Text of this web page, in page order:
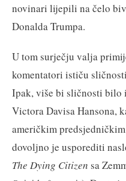
novinari lijepili na čelo
Donalda Trumpa.
U tom surječju valja
komentatori ističu
Ipak, više bi sličnosti bilo
Victora Davisa Hansona,
američkim
dovoljno je usporediti
The Dying Citizen sa